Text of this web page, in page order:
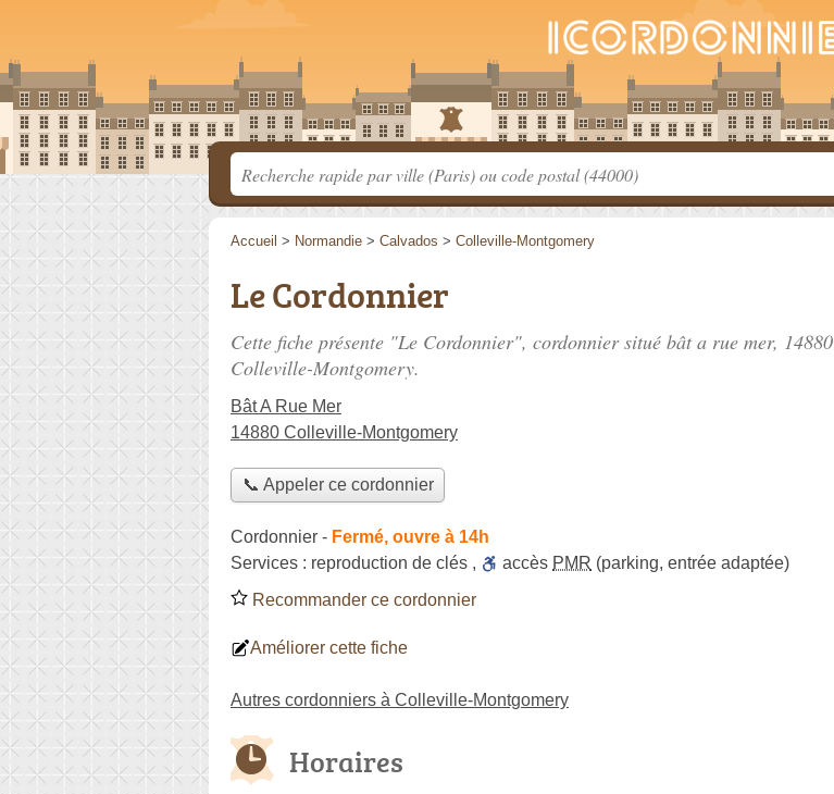
Accueil > Normandie > Calvados > Colleville-Montgomery
Le Cordonnier
Cette fiche présente "Le Cordonnier", cordonnier situé bât a rue mer, 14880
Colleville-Montgomery.
Bât A Rue Mer
14880 Colleville-Montgomery
📞 Appeler ce cordonnier
Cordonnier - Fermé, ouvre à 14h
Services : reproduction de clés , accès PMR (parking, entrée adaptée)
Recommander ce cordonnier
Améliorer cette fiche
Autres cordonniers à Colleville-Montgomery
Horaires